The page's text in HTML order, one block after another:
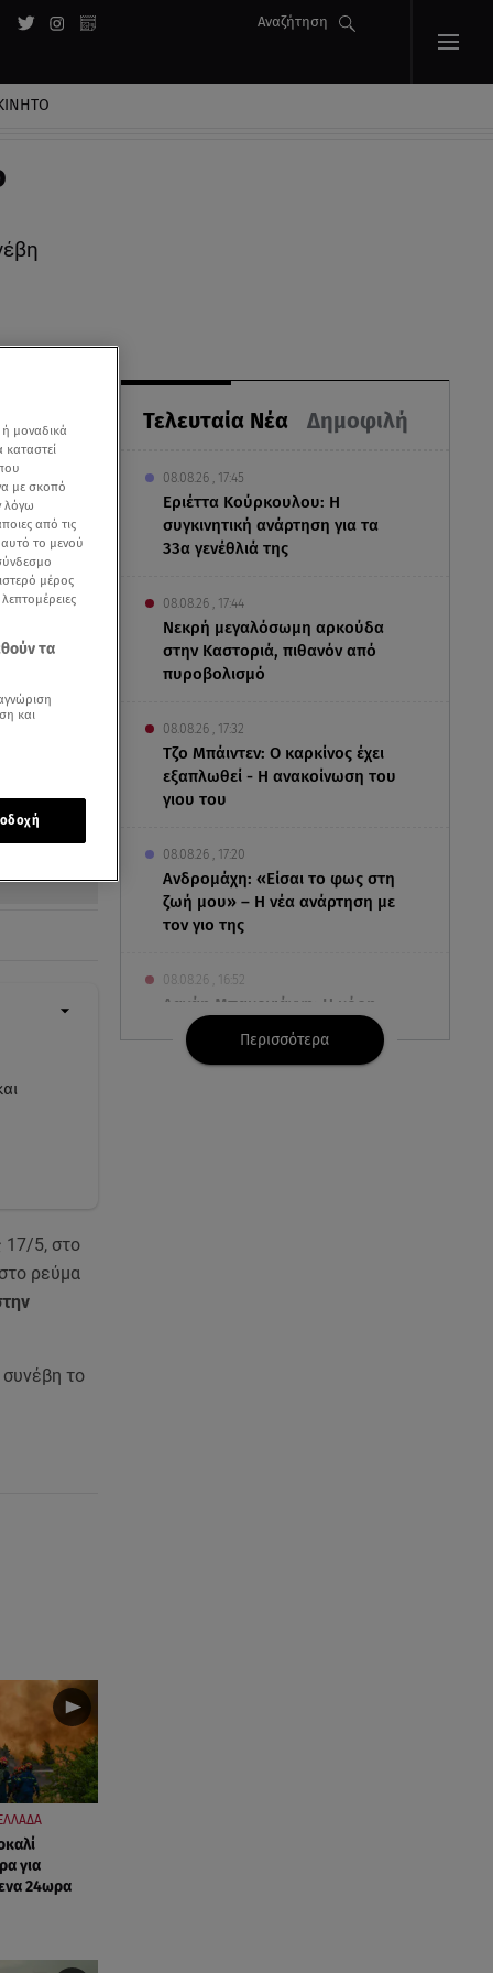
Αναζήτηση
Τελευταία Νέα Δημοφιλή
08.08.26 , 17:45
Εριέττα Κούρκουλου: Η
συγκινητική ανάρτηση για τα
33α γενέθλιά της
08.08.26 , 17:44
Νεκρή μεγαλόσωμη αρκούδα
στην Καστοριά, πιθανόν από
πυροβολισμό
08.08.26 , 17:32
Τζο Μπάιντεν: Ο καρκίνος έχει
εξαπλωθεί - Η ανακοίνωση του
γιου του
08.08.26 , 17:20
Ανδρομάχη: «Είσαι το φως στη
ζωή μου» – Η νέα ανάρτηση με
τον γιο της
08.08.26 , 16:52
Δανάη Μπακογιάννη: Η κόρη
του Κώστα Μπακογιάννη έκανε
πανελλήνιο ρεκόρ
Περισσότερα
17/5, στο
ρεύμα
συνέβη το
για
24ωρα
μοναδικά
με σκοπό
λόγω
από τις
αυτό το μενού
μέρος
τα
και